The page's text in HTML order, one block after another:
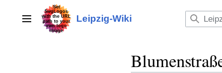
Inhalt
HauptmenüLeipzig-Wiki